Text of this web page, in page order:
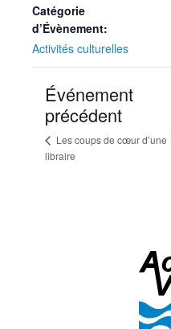
Catégorie
d’Évènement:
Activités culturelles
Événement
précédent
Les coups de cœur d’une
libraire